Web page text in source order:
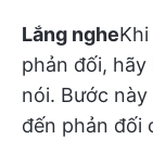
Lắng nghe
phản đối,
nói. Bước
đến phản đối